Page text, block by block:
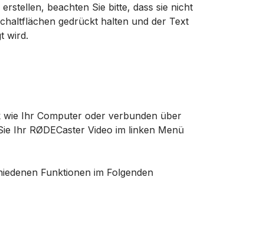
beachten Sie bitte, dass sie nicht
gedrückt halten und der Text
wird.
wie Ihr Computer oder verbunden über
Ihr RØDECaster Video im linken Menü
Funktionen im Folgenden